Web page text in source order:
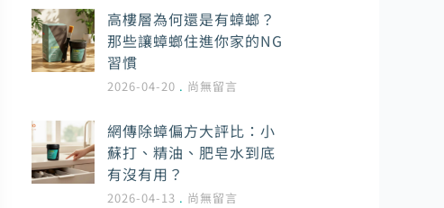
高樓層為何還是有蟑螂？
那些讓蟑螂住進你家的NG
習慣
2026-04-20 尚無留言
網傳除蟑偏方大評比：小
蘇打、精油、肥皂水到底
有沒有用？
2026-04-13 尚無留言